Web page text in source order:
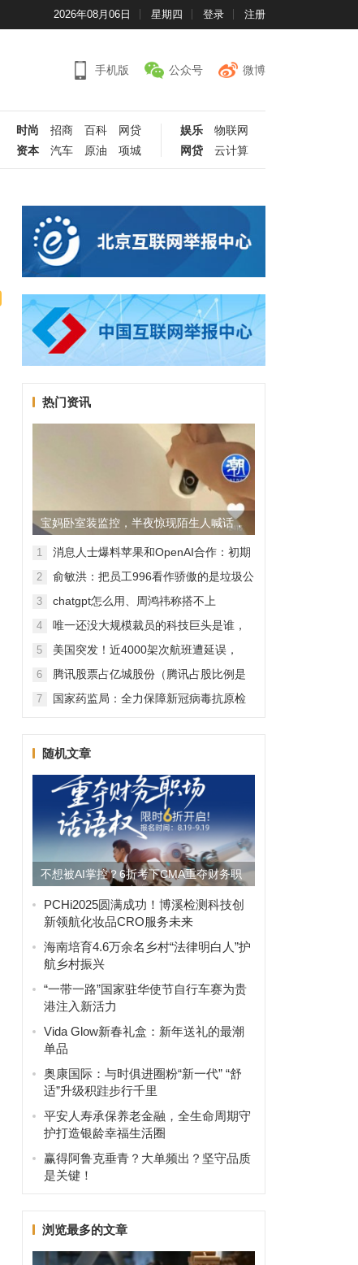
2026年08月06日 星期四 登录 注册
手机版 公众号 微博
时尚 招商 百科
网贷
资本
汽车 原油 项城
娱乐
物联网
网贷
云计算
热门资讯
宝妈卧室装监控，半夜惊现陌生人喊话，
警方已介入调查
1
消息人士爆料苹果和OpenAI合作：初期
无现金交易、未来探索分成佣金
2
俞敏洪：把员工996看作骄傲的是垃圾公
司，建议24节气都放假
3
chatgpt怎么用、周鸿祎称搭不上
ChatGPT企业会被淘汰
4
唯一还没大规模裁员的科技巨头是谁，
苹果还能扛多久？
5
美国突发！近4000架次航班遭延误，
2000架次航班被取消
6
腾讯股票占亿城股份（腾讯占股比例是
怎样的？）
7
国家药监局：全力保障新冠病毒抗原检
随机文章
不想被AI掌控？6折考下CMA重夺财务职
场话语权
PCHi2025圆满成功！博溪检测科技创
新领航化妆品CRO服务未来
海南培育4.6万余名乡村“法律明白人”护
航乡村振兴
“一带一路”国家驻华使节自行车赛为贵
港注入新活力
Vida Glow新春礼盒：新年送礼的最潮
单品
奥康国际：与时俱进圈粉“新一代” “舒
适”升级积跬步行千里
平安人寿承保养老金融，全生命周期守
护打造银龄幸福生活圈
赢得阿鲁克垂青？大单频出？坚守品质
是关键！
浏览最多的文章